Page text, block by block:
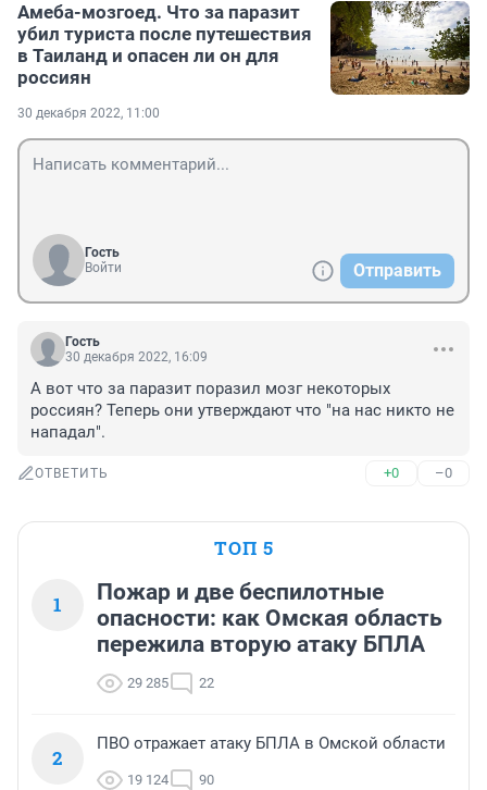
Амеба-мозгоед. Что за паразит
убил туриста после путешествия
в Таиланд и опасен ли он для
россиян
30 декабря 2022, 11:00
Гость
Войти
Отправить
Гость
30 декабря 2022, 16:09
А вот что за паразит поразил мозг некоторых
россиян? Теперь они утверждают что "на нас никто не
нападал".
ОТВЕТИТЬ +0 –0
ТОП 5
1
Пожар и две беспилотные
опасности: как Омская область
пережила вторую атаку БПЛА
29 285 22
2
ПВО отражает атаку БПЛА в Омской области
19 124 90